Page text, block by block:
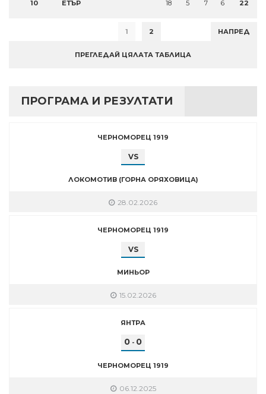
10 ЕТЪР 18 5 7 6 22
1 2 НАПРЕД
ПРЕГЛЕДАЙ ЦЯЛАТА ТАБЛИЦА
ПРОГРАМА И РЕЗУЛТАТИ
ЧЕРНОМОРЕЦ 1919
VS
ЛОКОМОТИВ (ГОРНА ОРЯХОВИЦА)
28.02.2026
ЧЕРНОМОРЕЦ 1919
VS
МИНЬОР
15.02.2026
ЯНТРА
0 - 0
ЧЕРНОМОРЕЦ 1919
06.12.2025